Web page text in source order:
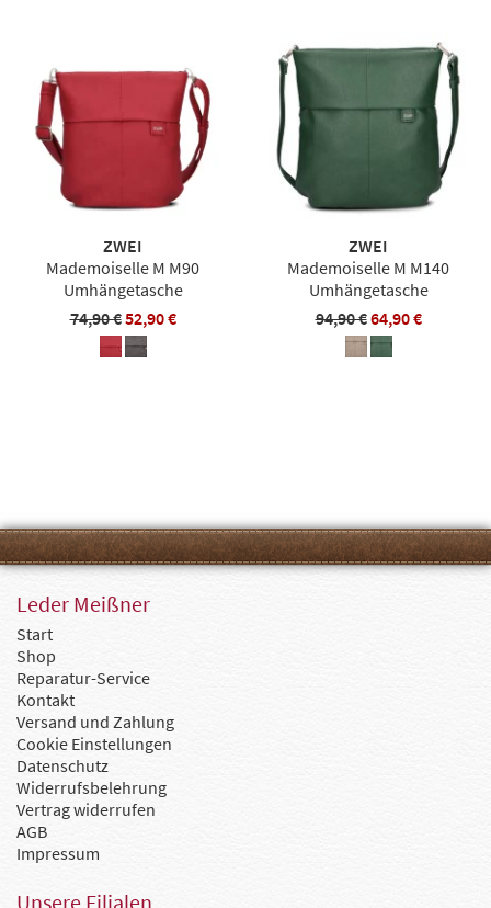
ZWEI
Mademoiselle M M90
Umhängetasche
74,90 €52,90 €
ZWEI
Mademoiselle M M140
Umhängetasche
94,90 €64,90 €
Leder Meißner
Start
Shop
Reparatur-Service
Kontakt
Versand und Zahlung
Cookie Einstellungen
Datenschutz
Widerrufsbelehrung
Vertrag widerrufen
AGB
Impressum
Unsere Filialen